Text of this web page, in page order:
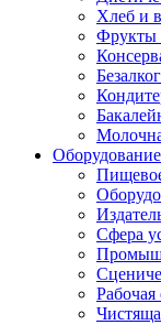
Хлеб и
Фрукты
Оборудование
Сфера